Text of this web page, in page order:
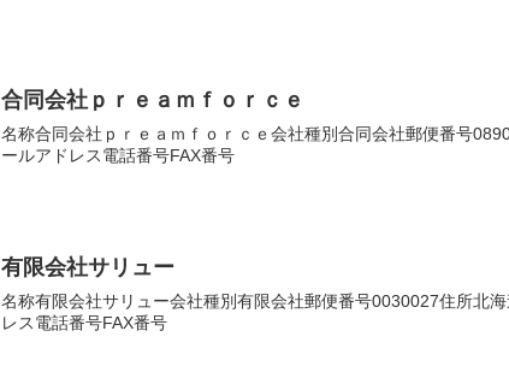
合同会社ｐｒｅａｍｆｏｒｃｅ
名称合同会社ｐｒｅａｍｆｏｒｃｅ会社種別合同会社郵便番号
ールアドレス電話番号FAX番号
有限会社サリュー
名称有限会社サリュー会社種別有限会社郵便番号0030027住所北
レス電話番号FAX番号